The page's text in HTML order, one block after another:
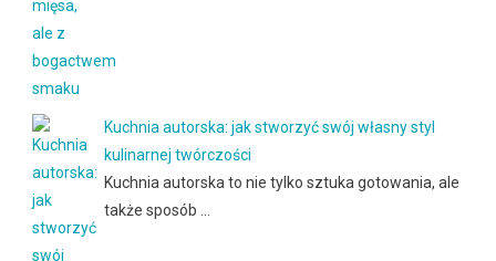
Kuchnia autorska: jak stworzyć swój własny styl
kulinarnej twórczości
Kuchnia autorska to nie tylko sztuka gotowania, ale
także sposób …